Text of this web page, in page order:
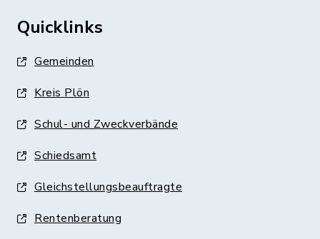
Quicklinks
Gemeinden
Kreis Plön
Schul- und Zweckverbände
Schiedsamt
Gleichstellungsbeauftragte
Rentenberatung